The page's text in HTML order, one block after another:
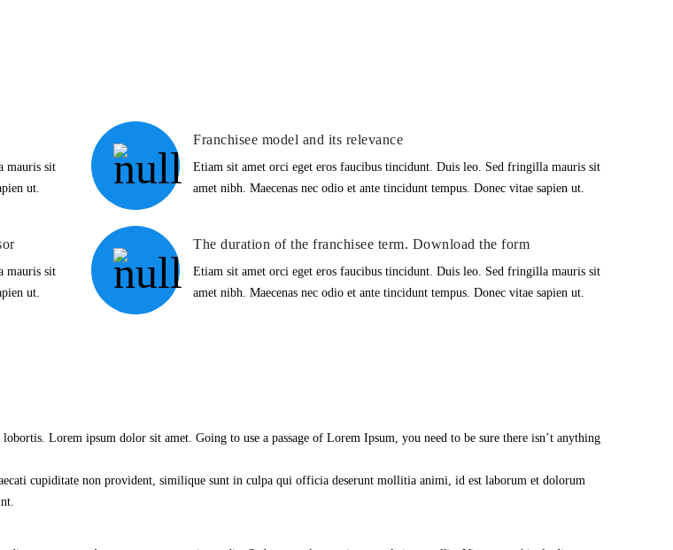
mauris sit
ut.
mauris sit
ut.
Franchisee model and its relevance
Etiam sit amet orci eget eros faucibus tincidunt. Duis leo. Sed fringilla mauris sit
amet nibh. Maecenas nec odio et ante tincidunt tempus. Donec vitae sapien ut.
The duration of the franchisee term. Download the form
Etiam sit amet orci eget eros faucibus tincidunt. Duis leo. Sed fringilla mauris sit
amet nibh. Maecenas nec odio et ante tincidunt tempus. Donec vitae sapien ut.
Lorem ipsum dolor sit amet. Going to use a passage of Lorem Ipsum, you need to be sure there isn’t anything
cupiditate non provident, similique sunt in culpa qui officia deserunt mollitia animi, id est laborum et dolorum